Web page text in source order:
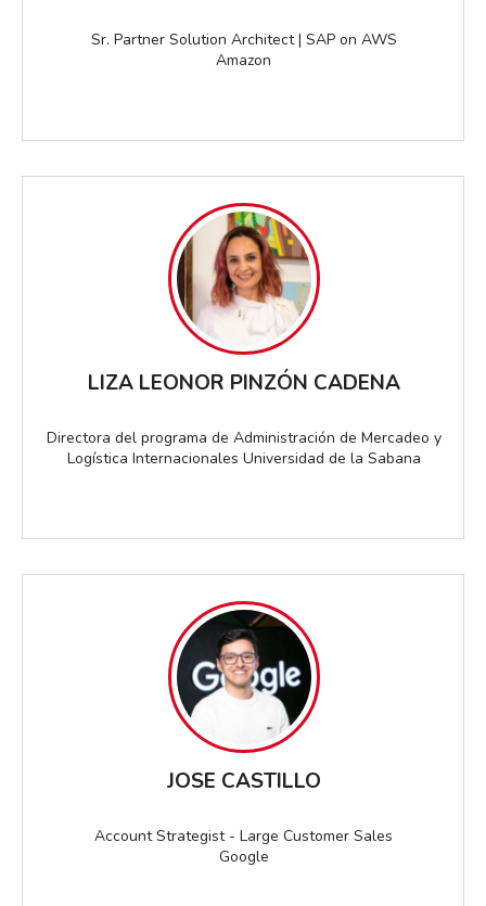
Sr. Partner Solution Architect | SAP on AWS
Amazon
LIZA LEONOR PINZÓN CADENA
Directora del programa de Administración de Mercadeo y
Logística Internacionales Universidad de la Sabana
JOSE CASTILLO
Account Strategist - Large Customer Sales
Google